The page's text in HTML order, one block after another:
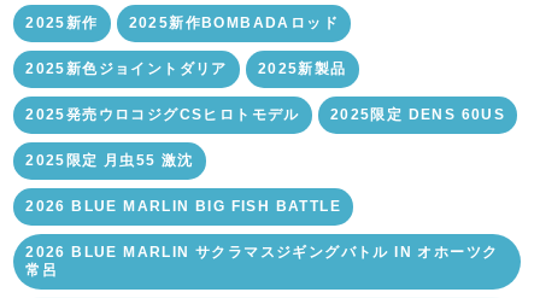
2025新作 2025新作BOMBADAロッド
2025新色ジョイントダリア 2025新製品
2025発売ウロコジグCSヒロトモデル 2025限定 DENS 60US
2025限定 月虫55 激沈
2026 BLUE MARLIN BIG FISH BATTLE
2026 BLUE MARLIN サクラマスジギングバトル IN オホーツク
常呂